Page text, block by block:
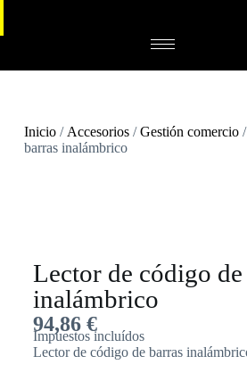
Inicio/ Accesorios/Gestión comercio/
barras inalámbrico
Lector de código de
inalámbrico
94,86 €
Impuestos incluídos
Lector de código de barras